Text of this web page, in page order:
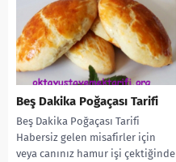
Beş Dakika Poğaçası Tarifi
Beş Dakika Poğaçası Tarifi
Habersiz gelen misafirler için
veya canınız hamur işi çektiğinde